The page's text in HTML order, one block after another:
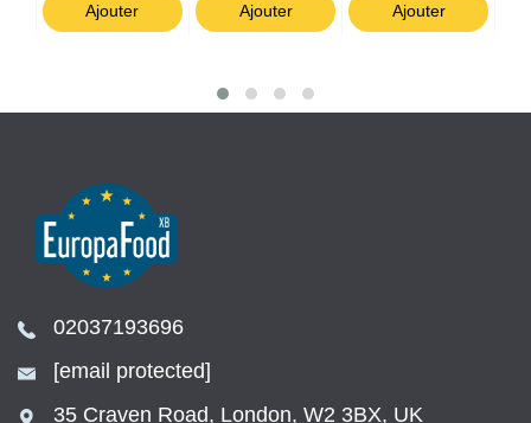
Ajouter Ajouter Ajouter
02037193696
[email protected]
35 Craven Road, London, W2 3BX, UK